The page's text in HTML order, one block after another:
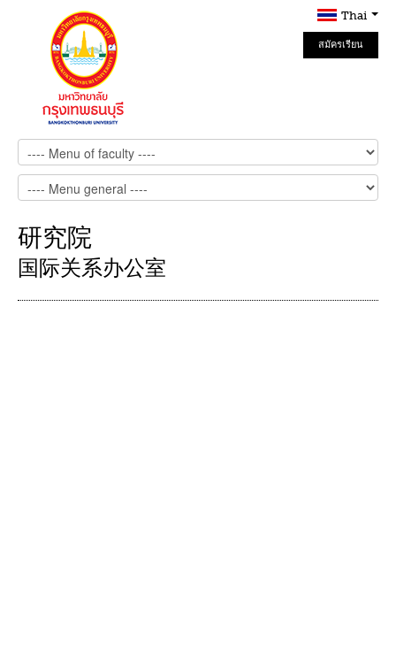
Thai
สมัครเรียน
Online
研究院
国际关系办公室